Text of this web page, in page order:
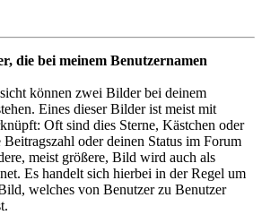
die bei meinem Benutzernamen
können zwei Bilder bei deinem
Eines dieser Bilder ist meist mit
Oft sind dies Sterne, Kästchen oder
oder deinen Status im Forum
meist größere, Bild wird auch als
Es handelt sich hierbei in der Regel um
welches von Benutzer zu Benutzer